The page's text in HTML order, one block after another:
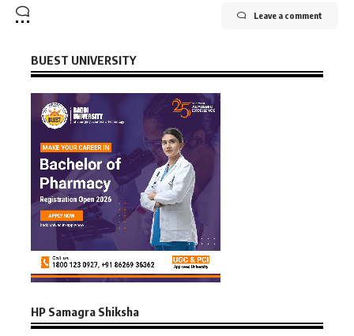
Leave a comment
BUEST UNIVERSITY
HP Samagra Shiksha